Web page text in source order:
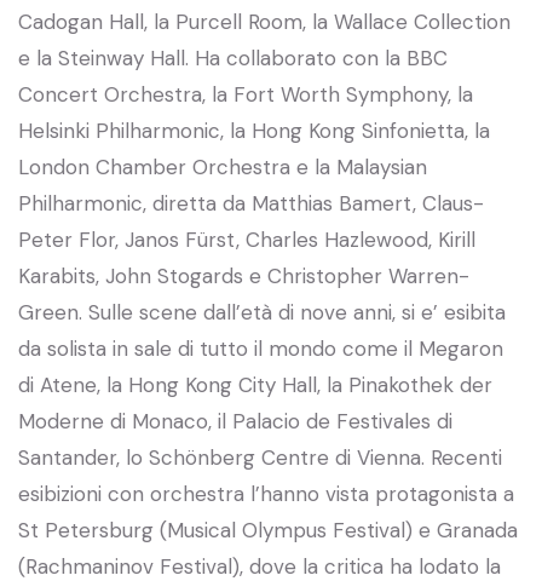
Cadogan Hall, la Purcell Room, la Wallace Collection
e la Steinway Hall. Ha collaborato con la BBC
Concert Orchestra, la Fort Worth Symphony, la
Helsinki Philharmonic, la Hong Kong Sinfonietta, la
London Chamber Orchestra e la Malaysian
Philharmonic, diretta da Matthias Bamert, Claus-
Peter Flor, Janos Fürst, Charles Hazlewood, Kirill
Karabits, John Stogards e Christopher Warren-
Green. Sulle scene dall’età di nove anni, si e’ esibita
da solista in sale di tutto il mondo come il Megaron
di Atene, la Hong Kong City Hall, la Pinakothek der
Moderne di Monaco, il Palacio de Festivales di
Santander, lo Schönberg Centre di Vienna. Recenti
esibizioni con orchestra l’hanno vista protagonista a
St Petersburg (Musical Olympus Festival) e Granada
(Rachmaninov Festival), dove la critica ha lodato la